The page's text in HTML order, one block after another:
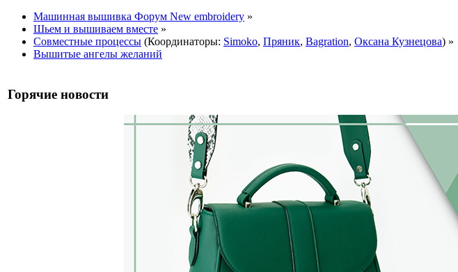
Машинная вышивка Форум New embroidery »
Шьем и вышиваем вместе »
Совместные процессы (Координаторы: Simoko, Пряник, Bagration, Оксана Кузнецова) »
Вышитые ангелы желаний
Горячие новости